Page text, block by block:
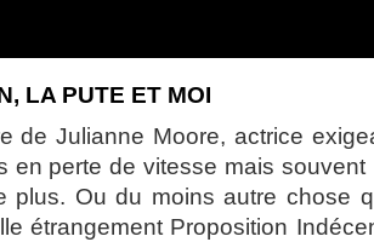
LA PUTE ET MOI
de Julianne Moore, actrice
en perte de vitesse mais
plus. Ou du moins autre chose
étrangement Proposition